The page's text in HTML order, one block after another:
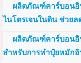
ผลิตภัณฑ์คาร์บอนอิ
ไนโตรเจนในดิน ช่วย
ผลิตภัณฑ์คาร์บอนอิ
สำหรับการทำปุ๋ยหมัก